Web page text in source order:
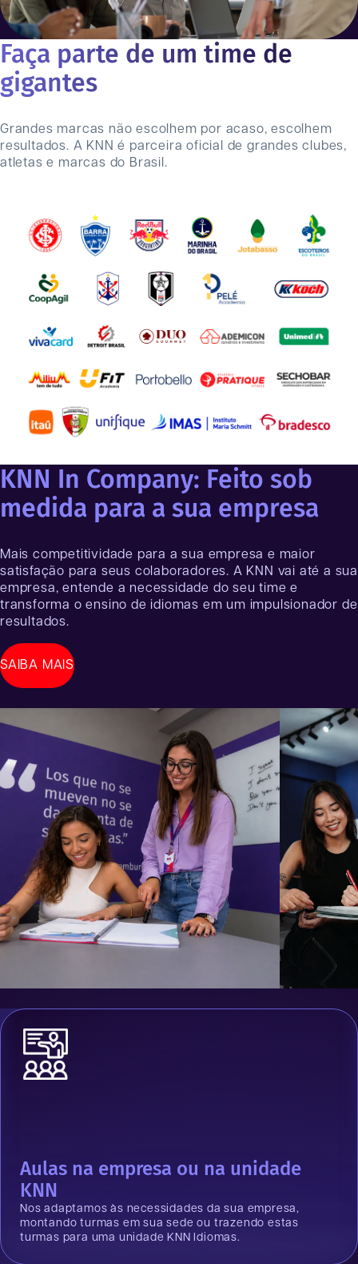
Faça parte de um time de
gigantes
Grandes marcas não escolhem por acaso, escolhem
resultados. A KNN é parceira oficial de grandes clubes,
atletas e marcas do Brasil.
KNN In Company: Feito sob
medida para a sua empresa
Mais competitividade para a sua empresa e maior
satisfação para seus colaboradores. A KNN vai até a sua
empresa, entende a necessidade do seu time e
transforma o ensino de idiomas em um impulsionador de
resultados.
SAIBA MAIS
Aulas na empresa ou na unidade
KNN
Nos adaptamos às necessidades da sua empresa,
montando turmas em sua sede ou trazendo estas
turmas para uma unidade KNN Idiomas.